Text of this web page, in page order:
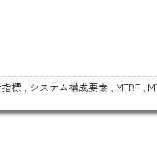
標 , システム構成要素 , MTBF ,